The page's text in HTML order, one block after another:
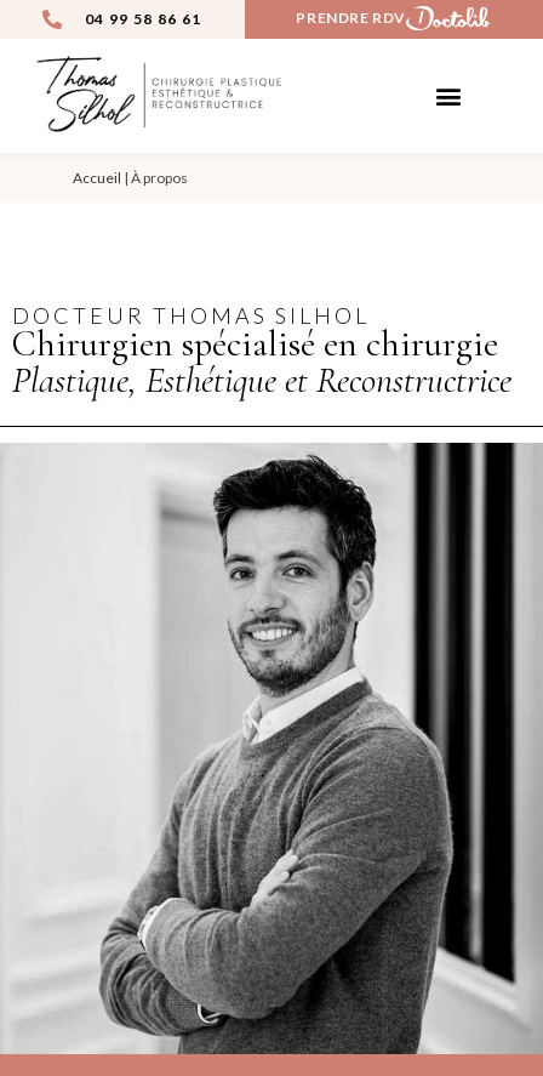
04 99 58 86 61 PRENDRE RDV
Accueil | À propos
DOCTEUR THOMAS SILHOL
Chirurgien spécialisé en chirurgie
Plastique, Esthétique et Reconstructrice